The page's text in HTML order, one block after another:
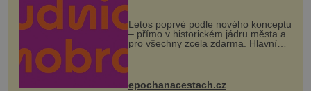
Letos poprvé podle nového konceptu
– přímo v historickém jádru města a
pro všechny zcela zdarma. Hlavní
program se odehraje na Karlově a
mohou těšit na víno, burčák, pes...
epochanacestach.cz